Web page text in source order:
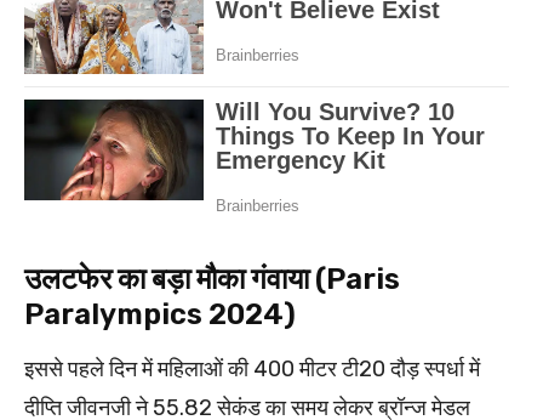
उलटफेर का बड़ा मौका गंवाया (Paris
Paralympics 2024)
इससे पहले दिन में महिलाओं की 400 मीटर टी20 दौड़ स्पर्धा में
दीप्ति जीवनजी ने 55.82 सेकंड का समय लेकर ब्रॉन्ज मेडल